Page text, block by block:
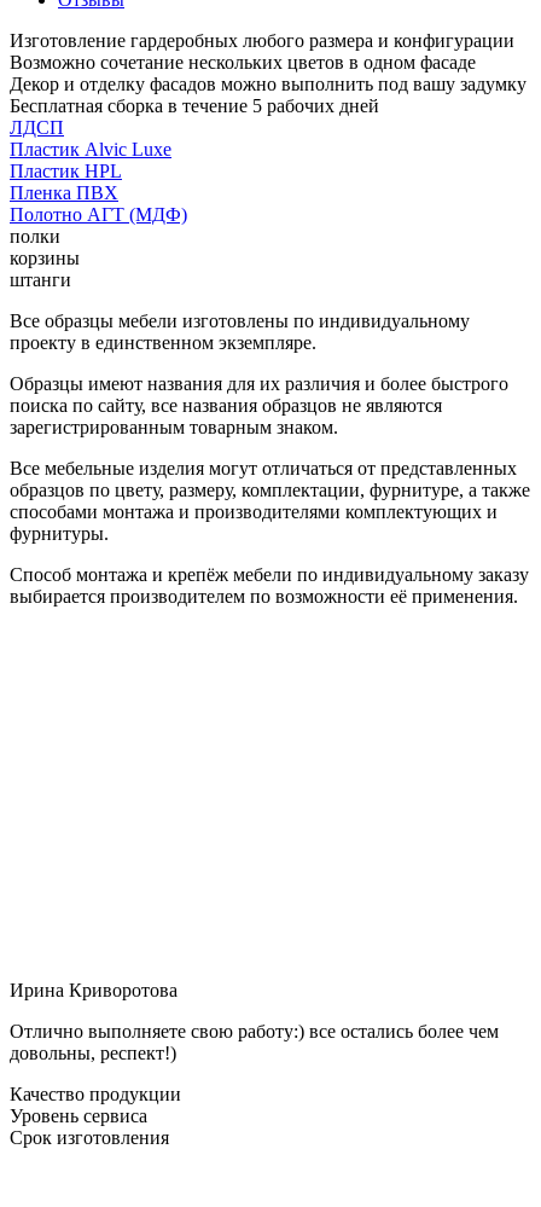
Изготовление гардеробных любого размера и конфигурации
Возможно сочетание нескольких цветов в одном фасаде
Декор и отделку фасадов можно выполнить под вашу задумку
Бесплатная сборка в течение 5 рабочих дней
ЛДСП
Пластик Alvic Luxe
Пластик HPL
Пленка ПВХ
Полотно АГТ (МДФ)
полки
корзины
штанги
Все образцы мебели изготовлены по индивидуальному
проекту в единственном экземпляре.
Образцы имеют названия для их различия и более быстрого
поиска по сайту, все названия образцов не являются
зарегистрированным товарным знаком.
Все мебельные изделия могут отличаться от представленных
образцов по цвету, размеру, комплектации, фурнитуре, а также
способами монтажа и производителями комплектующих и
фурнитуры.
Способ монтажа и крепёж мебели по индивидуальному заказу
выбирается производителем по возможности её применения.
Ирина Криворотова
Отлично выполняете свою работу:) все остались более чем
довольны, респект!)
Качество продукции
Уровень сервиса
Срок изготовления